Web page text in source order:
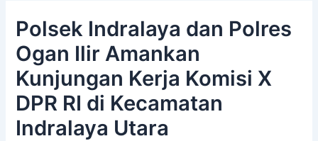
Polsek Indralaya dan Polres
Ogan Ilir Amankan
Kunjungan Kerja Komisi X
DPR RI di Kecamatan
Indralaya Utara